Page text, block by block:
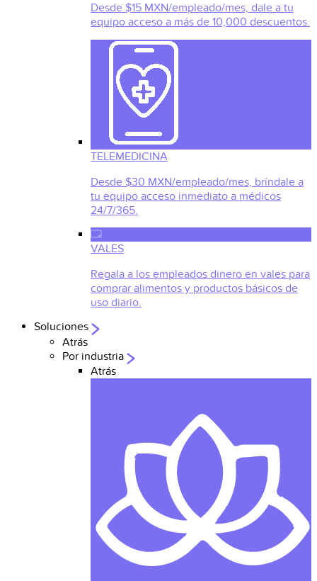
Desde $15 MXN/empleado/mes, dale a tu
equipo acceso a más de 10,000 descuentos.
TELEMEDICINA
Desde $30 MXN/empleado/mes, bríndale a
tu equipo acceso inmediato a médicos
24/7/365.
VALES
Regala a los empleados dinero en vales para
comprar alimentos y productos básicos de
uso diario.
Soluciones
Atrás
Por industria
Atrás